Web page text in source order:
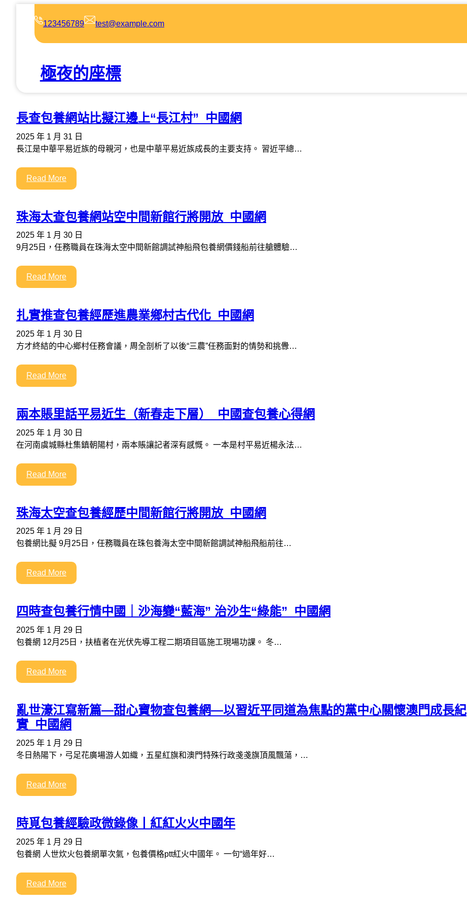
123456789 test@example.com
極夜的座標
長查包養網站比擬江邊上“長江村”_中國網
2025 年 1 月 31 日
長江是中華平易近族的母親河，也是中華平易近族成長的主要支持。 習近平總…
Read More
珠海太查包養網站空中間新館行將開放_中國網
2025 年 1 月 30 日
9月25日，任務職員在珠海太空中間新館調試神船飛包養網價錢船前往艙體驗…
Read More
扎實推查包養經歷進農業鄉村古代化_中國網
2025 年 1 月 30 日
方才終結的中心鄉村任務會議，周全剖析了以後“三農”任務面對的情勢和挑釁…
Read More
兩本賬里話平易近生（新春走下層）_中國查包養心得網
2025 年 1 月 30 日
在河南虞城縣杜集鎮朝陽村，兩本賬讓記者深有感慨。 一本是村平易近楊永法…
Read More
珠海太空查包養經歷中間新館行將開放_中國網
2025 年 1 月 29 日
包養網比擬 9月25日，任務職員在珠包養海太空中間新館調試神船飛船前往…
Read More
四時查包養行情中國｜沙海變“藍海” 治沙生“綠能”_中國網
2025 年 1 月 29 日
包養網 12月25日，扶植者在光伏先導工程二期項目區施工現場功課。 冬…
Read More
亂世濠江寫新篇—甜心寶物查包養網—以習近平同道為焦點的黨中心關懷澳門成長紀
實_中國網
2025 年 1 月 29 日
冬日熱陽下，弓足花廣場游人如織，五星紅旗和澳門特殊行政戔戔旗頂風飄蕩，…
Read More
時覓包養經驗政微錄像丨紅紅火火中國年
2025 年 1 月 29 日
包養網 人世炊火包養網單次氣，包養價格ptt紅火中國年。 一句“過年好…
Read More